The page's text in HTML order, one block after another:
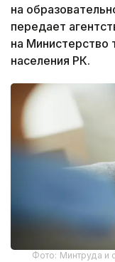
на
передает
на Министерство
населения РК.
Фото: Минтруда и